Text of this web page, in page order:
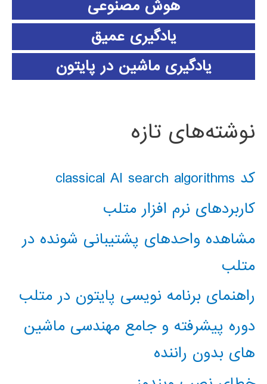
هوش مصنوعی
یادگیری عمیق
یادگیری ماشین در پایتون
نوشته‌های تازه
کد classical AI search algorithms
کاربردهای نرم افزار متلب
مشاهده واحدهای پشتیبانی شونده در
متلب
راهنمای برنامه نویسی پایتون در متلب
دوره پیشرفته و جامع مهندسی ماشین
های بدون راننده